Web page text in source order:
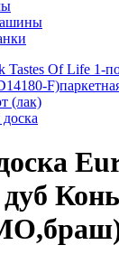
Tastes Of Life 1-
F)
(лак)